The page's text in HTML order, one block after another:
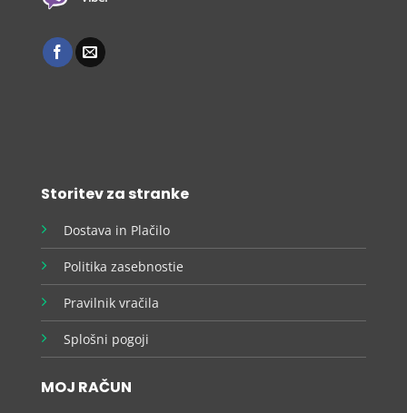
Storitev za stranke
Dostava in Plačilo
Politika zasebnostie
Pravilnik vračila
Splošni pogoji
MOJ RAČUN